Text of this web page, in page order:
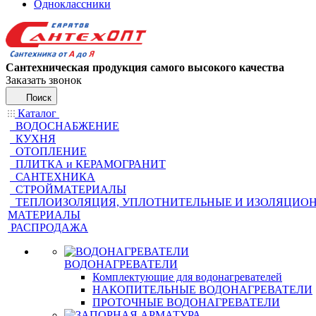
Одноклассники
Сантехническая продукция самого высокого качества
Заказать звонок
Поиск
Каталог
ВОДОСНАБЖЕНИЕ
КУХНЯ
ОТОПЛЕНИЕ
ПЛИТКА и КЕРАМОГРАНИТ
САНТЕХНИКА
СТРОЙМАТЕРИАЛЫ
ТЕПЛОИЗОЛЯЦИЯ, УПЛОТНИТЕЛЬНЫЕ И
МАТЕРИАЛЫ
РАСПРОДАЖА
ВОДОНАГРЕВАТЕЛИ
Комплектующие для водонагревателей
НАКОПИТЕЛЬНЫЕ ВОДОНАГРЕВАТЕЛИ
ПРОТОЧНЫЕ ВОДОНАГРЕВАТЕЛИ